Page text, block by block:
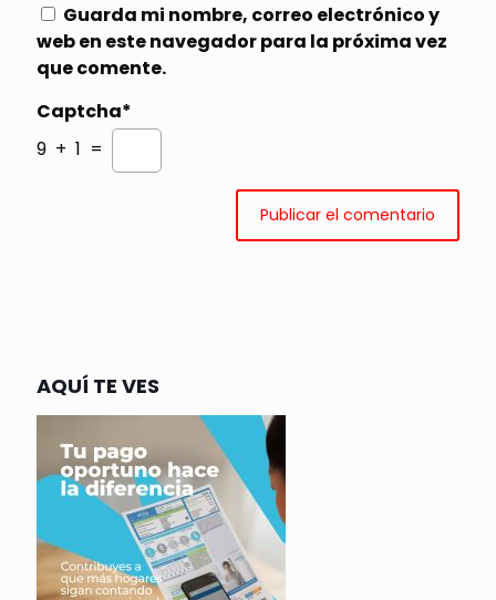
Guarda mi nombre, correo electrónico y
web en este navegador para la próxima vez
que comente.
Captcha*
9 + 1 =
AQUÍ TE VES